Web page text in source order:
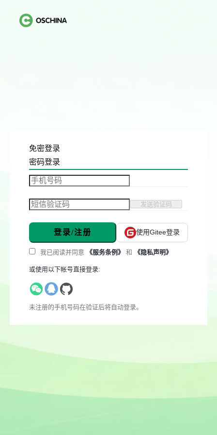
免密登录
密码登录
发送验证码
登录/注册 使用Gitee登录
我已阅读并同意 《服务条例》 和 《隐私声明》
或使用以下帐号直接登录:
未注册的手机号码在验证后将自动登录。